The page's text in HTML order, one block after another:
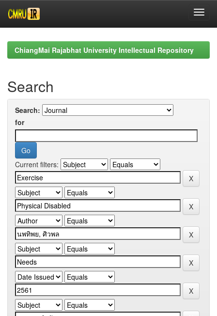
navigationChiangMai Rajabhat University Intellectual Repository
Search
Search:
for
Current filters: